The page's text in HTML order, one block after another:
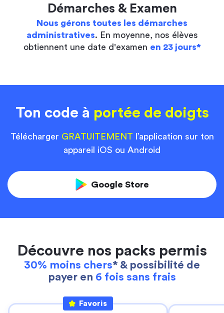
Démarches & Examen
Nous gérons toutes les démarches
administratives. En moyenne, nos élèves
obtiennent une date d'examen en 23 jours*
Ton code à portée de doigts
Télécharger GRATUITEMENT l’application sur ton
appareil iOS ou Android
Google Store
Découvre nos packs permis
30% moins chers* & possibilité de
payer en 6 fois sans frais
Favoris